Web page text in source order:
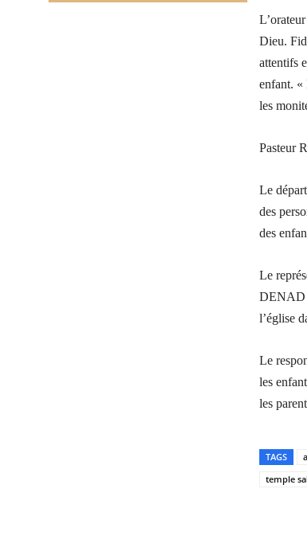
Dieu.
attentifs
enfant. «
les
Pasteur
Le
des
des
Le
DENAD
l’église
Le
les
les
TAGS
temple